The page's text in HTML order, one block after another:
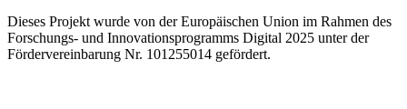
Dieses Projekt wurde von der Europäischen Union im Rahmen des
Forschungs- und Innovationsprogramms Digital 2025 unter der
Fördervereinbarung Nr. 101255014 gefördert.